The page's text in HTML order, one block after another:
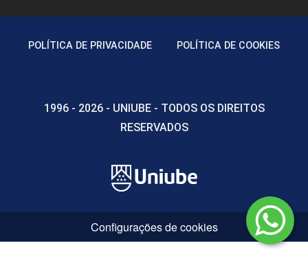
POLÍTICA DE PRIVACIDADE POLÍTICA DE COOKIES
1996 - 2026 - UNIUBE - TODOS OS DIREITOS
RESERVADOS
Configurações de cookies